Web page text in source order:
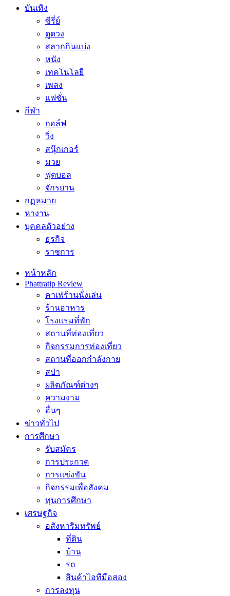
บันเทิง
ซีรี่ย์
ดูดวง
สลากกินแบ่ง
หนัง
เทคโนโลยี
เพลง
แฟชั่น
กีฬา
กอล์ฟ
วิ่ง
สนุ๊กเกอร์
มวย
ฟุตบอล
จักรยาน
กฏหมาย
หางาน
บุคคลตัวอย่าง
ธุรกิจ
ราชการ
หน้าหลัก
Phattratip Review
คาเฟ่ร้านนั่งเล่น
ร้านอาหาร
โรงแรมที่พัก
สถานที่ท่องเที่ยว
กิจกรรมการท่องเที่ยว
สถานที่ออกกำลังกาย
สปา
ผลิตภัณฑ์ต่างๆ
ความงาม
อื่นๆ
ข่าวทั่วไป
การศึกษา
รับสมัคร
การประกวด
การแข่งขัน
กิจกรรมเพื่อสังคม
ทุนการศึกษา
เศรษฐกิจ
อสังหาริมทรัพย์
ที่ดิน
บ้าน
รถ
สินค้าไอทีมือสอง
การลงทุน